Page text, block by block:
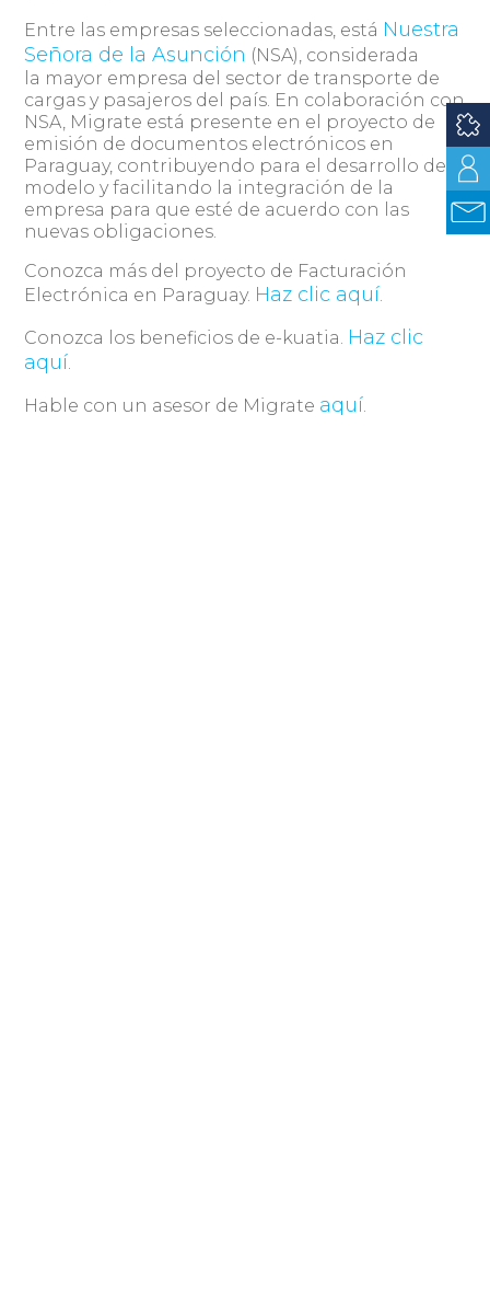
Entre las empresas seleccionadas, está Nuestra
Señora de la Asunción (NSA), considerada
la mayor empresa del sector de transporte de
cargas y pasajeros del país. En colaboración con
NSA, Migrate está presente en el proyecto de
emisión de documentos electrónicos en
Paraguay, contribuyendo para el desarrollo del
modelo y facilitando la integración de la
empresa para que esté de acuerdo con las
nuevas obligaciones.
Conozca más del proyecto de Facturación
Electrónica en Paraguay. Haz clic aquí.
Conozca los beneficios de e-kuatia. Haz clic
aquí.
Hable con un asesor de Migrate aquí.